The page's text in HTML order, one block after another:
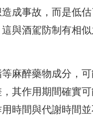
成事故，而是低
與酒駕防制有相
麻醉藥物成分，
其作用期間確實
時間與代謝時間並